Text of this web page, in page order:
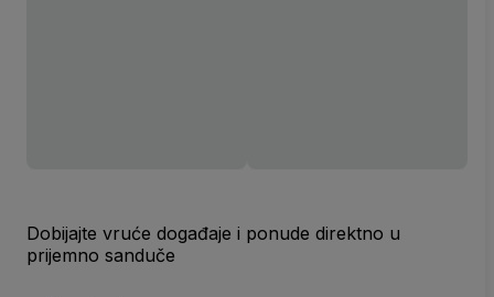
Dobijajte vruće događaje i ponude direktno u
prijemno sanduče